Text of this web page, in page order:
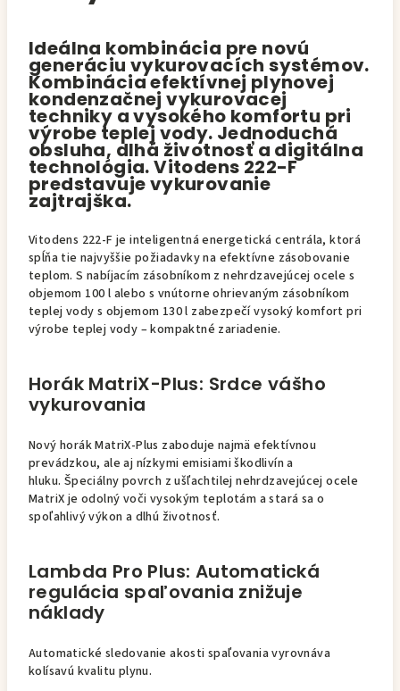
Ideálna kombinácia pre novú
generáciu vykurovacích systémov.
Kombinácia efektívnej plynovej
kondenzačnej vykurovacej
techniky a vysokého komfortu pri
výrobe teplej vody. Jednoduchá
obsluha, dlhá životnosť a digitálna
technológia. Vitodens 222-F
predstavuje vykurovanie
zajtrajška.
Vitodens 222-F je inteligentná energetická centrála, ktorá
spĺňa tie najvyššie požiadavky na efektívne zásobovanie
teplom. S nabíjacím zásobníkom z nehrdzavejúcej ocele s
objemom 100 l alebo s vnútorne ohrievaným zásobníkom
teplej vody s objemom 130 l zabezpečí vysoký komfort pri
výrobe teplej vody – kompaktné zariadenie.
Horák MatriX-Plus: Srdce vášho
vykurovania
Nový horák MatriX-Plus zaboduje najmä efektívnou
prevádzkou, ale aj nízkymi emisiami škodlivín a
hluku. Špeciálny povrch z ušľachtilej nehrdzavejúcej ocele
MatriX je odolný voči vysokým teplotám a stará sa o
spoľahlivý výkon a dlhú životnosť.
Lambda Pro Plus: Automatická
regulácia spaľovania znižuje
náklady
Automatické sledovanie akosti spaľovania vyrovnáva
kolísavú kvalitu plynu.